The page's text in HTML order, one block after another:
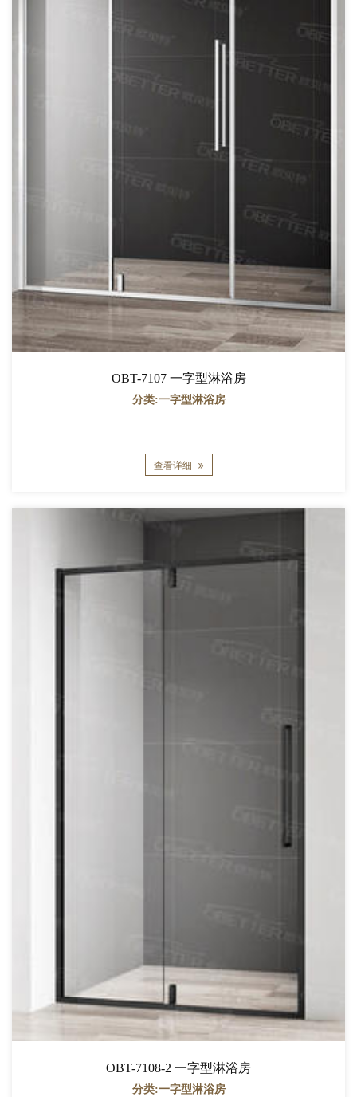
OBT-7107 一字型淋浴房
分类:一字型淋浴房
查看详细
OBT-7108-2 一字型淋浴房
分类:一字型淋浴房